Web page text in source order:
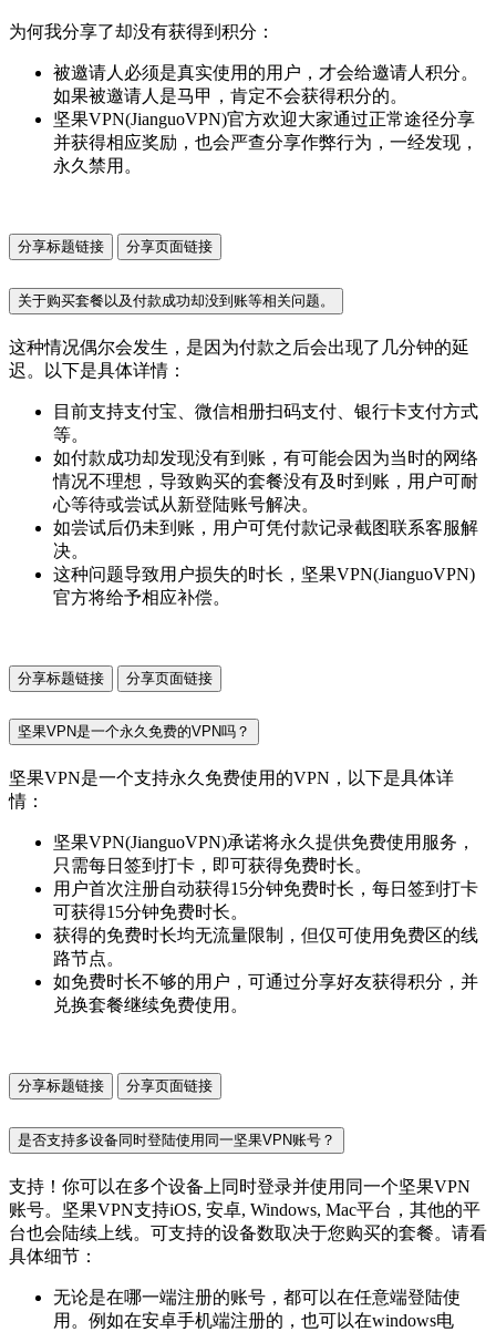
为何我分享了却没有获得到积分：
被邀请人必须是真实使用的用户，才会给邀请人积分。
如果被邀请人是马甲，肯定不会获得积分的。
坚果VPN(JianguoVPN)官方欢迎大家通过正常途径分享
并获得相应奖励，也会严查分享作弊行为，一经发现，
永久禁用。
分享标题链接 分享页面链接
关于购买套餐以及付款成功却没到账等相关问题。
这种情况偶尔会发生，是因为付款之后会出现了几分钟的延
迟。以下是具体详情：
目前支持支付宝、微信相册扫码支付、银行卡支付方式
等。
如付款成功却发现没有到账，有可能会因为当时的网络
情况不理想，导致购买的套餐没有及时到账，用户可耐
心等待或尝试从新登陆账号解决。
如尝试后仍未到账，用户可凭付款记录截图联系客服解
决。
这种问题导致用户损失的时长，坚果VPN(JianguoVPN)
官方将给予相应补偿。
分享标题链接 分享页面链接
坚果VPN是一个永久免费的VPN吗？
坚果VPN是一个支持永久免费使用的VPN，以下是具体详
情：
坚果VPN(JianguoVPN)承诺将永久提供免费使用服务，
只需每日签到打卡，即可获得免费时长。
用户首次注册自动获得15分钟免费时长，每日签到打卡
可获得15分钟免费时长。
获得的免费时长均无流量限制，但仅可使用免费区的线
路节点。
如免费时长不够的用户，可通过分享好友获得积分，并
兑换套餐继续免费使用。
分享标题链接 分享页面链接
是否支持多设备同时登陆使用同一坚果VPN账号？
支持！你可以在多个设备上同时登录并使用同一个坚果VPN
账号。坚果VPN支持iOS, 安卓, Windows, Mac平台，其他的平
台也会陆续上线。可支持的设备数取决于您购买的套餐。请看
具体细节：
无论是在哪一端注册的账号，都可以在任意端登陆使
用。例如在安卓手机端注册的，也可以在windows电